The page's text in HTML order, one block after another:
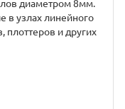
диаметром 8мм.
в узлах линейного
плоттеров и других